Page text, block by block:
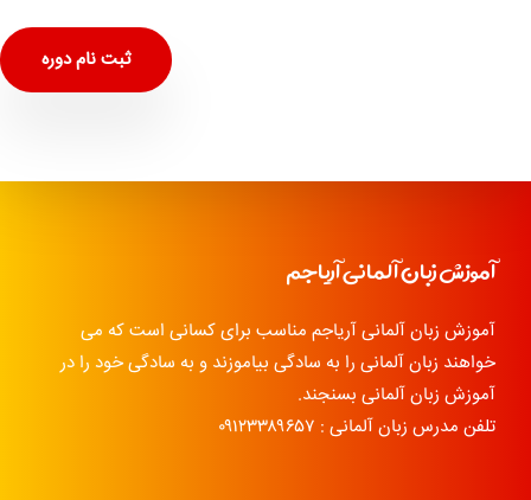
ثبت نام دوره
آموزش زبان آلمانی آریاجم
آموزش زبان آلمانی آریاجم مناسب برای کسانی است که می
خواهند زبان آلمانی را به سادگی بیاموزند و به سادگی خود را در
آموزش زبان آلمانی بسنجند.
تلفن مدرس زبان آلمانی : ۰۹۱۲۳۳۸۹۶۵۷